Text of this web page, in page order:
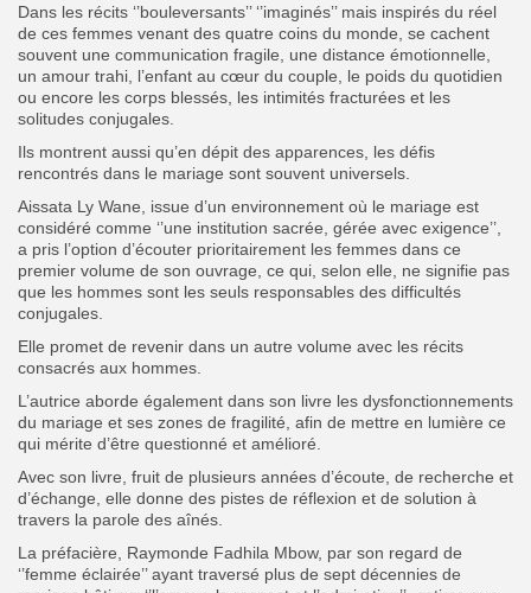
Dans les récits ‘’bouleversants’’ ‘’imaginés’’ mais inspirés du réel
de ces femmes venant des quatre coins du monde, se cachent
souvent une communication fragile, une distance émotionnelle,
un amour trahi, l’enfant au cœur du couple, le poids du quotidien
ou encore les corps blessés, les intimités fracturées et les
solitudes conjugales.
Ils montrent aussi qu’en dépit des apparences, les défis
rencontrés dans le mariage sont souvent universels.
Aissata Ly Wane, issue d’un environnement où le mariage est
considéré comme ‘’une institution sacrée, gérée avec exigence’’,
a pris l’option d’écouter prioritairement les femmes dans ce
premier volume de son ouvrage, ce qui, selon elle, ne signifie pas
que les hommes sont les seuls responsables des difficultés
conjugales.
Elle promet de revenir dans un autre volume avec les récits
consacrés aux hommes.
L’autrice aborde également dans son livre les dysfonctionnements
du mariage et ses zones de fragilité, afin de mettre en lumière ce
qui mérite d’être questionné et amélioré.
Avec son livre, fruit de plusieurs années d’écoute, de recherche et
d’échange, elle donne des pistes de réflexion et de solution à
travers la parole des aînés.
La préfacière, Raymonde Fadhila Mbow, par son regard de
‘’femme éclairée’’ ayant traversé plus de sept décennies de